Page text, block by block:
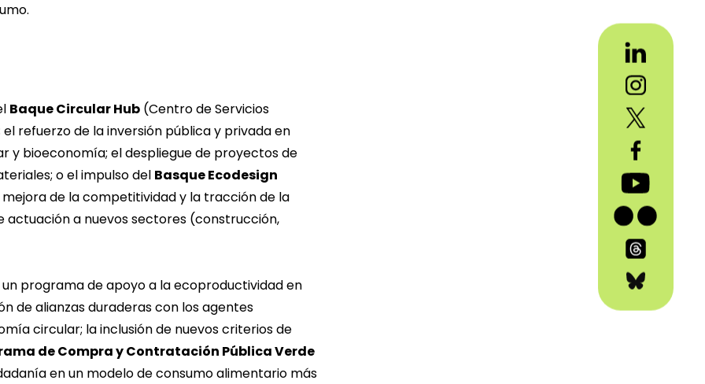
Baque Circular Hub (Centro de Servicios
refuerzo de la inversión pública y privada en
y bioeconomía; el despliegue de proyectos de
o el impulso del Basque Ecodesign
de la competitividad y la tracción de la
actuación a nuevos sectores (construcción,
programa de apoyo a la ecoproductividad en
de alianzas duraderas con los agentes
circular; la inclusión de nuevos criterios de
de Compra y Contratación Pública Verde
en un modelo de consumo alimentario más